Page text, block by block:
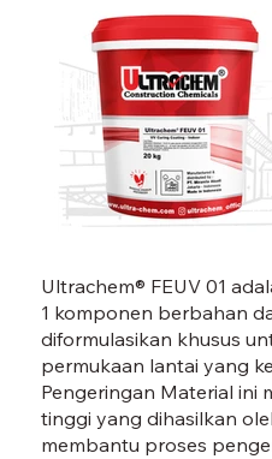
FEUV 01-05.jpg
Ultrachem® FEUV 01
1 komponen berbahan
diformulasikan khusus
permukaan lantai yang
Pengeringan Material ini
tinggi yang dihasilkan
membantu proses